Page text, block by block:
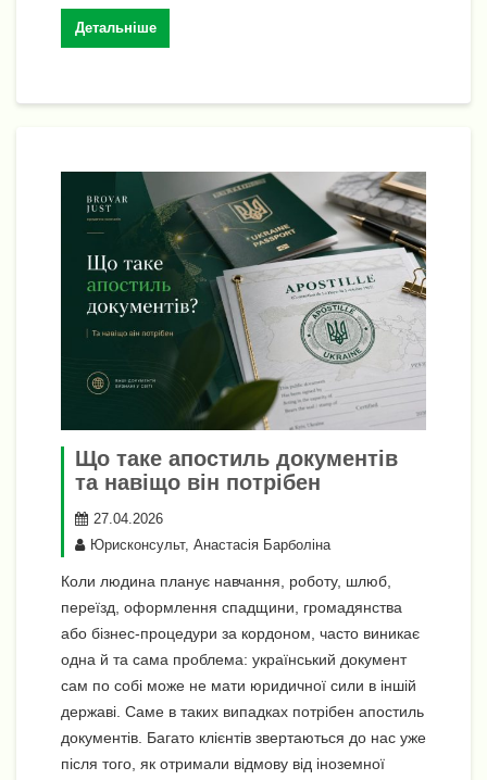
Детальніше
Що таке апостиль документів
та навіщо він потрібен
27.04.2026
Юрисконсульт, Анастасія Барболіна
Коли людина планує навчання, роботу, шлюб,
переїзд, оформлення спадщини, громадянства
або бізнес-процедури за кордоном, часто виникає
одна й та сама проблема: український документ
сам по собі може не мати юридичної сили в іншій
державі. Саме в таких випадках потрібен апостиль
документів. Багато клієнтів звертаються до нас уже
після того, як отримали відмову від іноземної